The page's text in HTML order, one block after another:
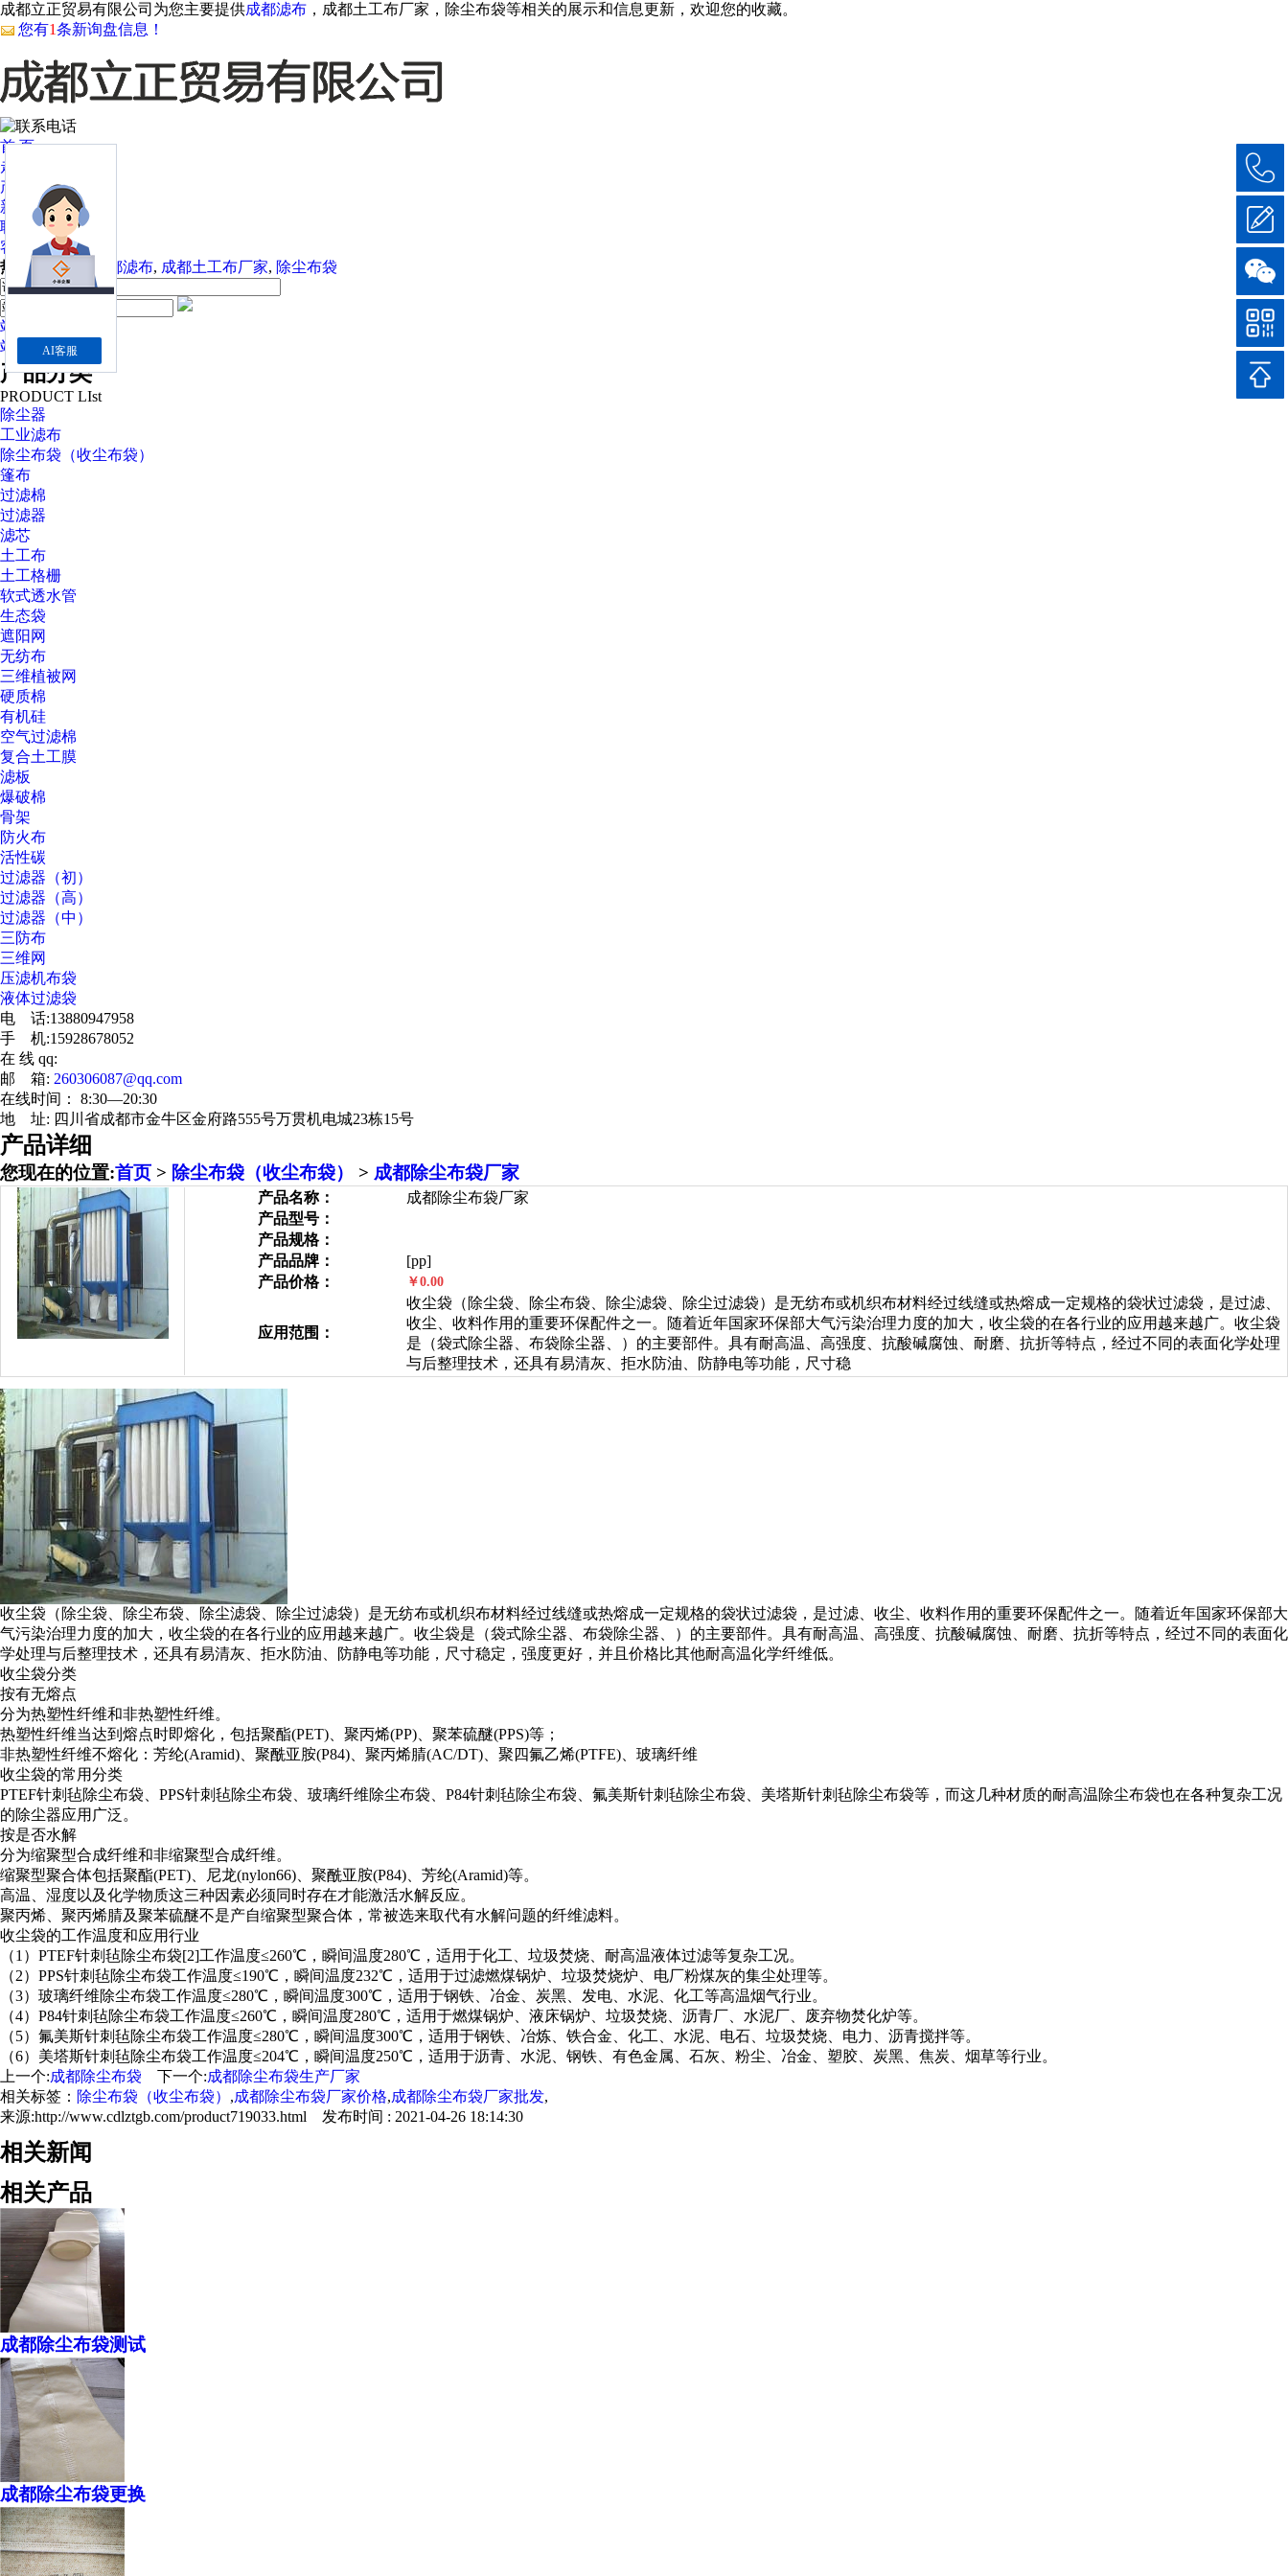
成都立正贸易有限公司为您主要提供成都滤布 ，成都土工布厂家，除尘布袋等相关的展示和信息更新，欢迎您的收藏。
您有1条新询盘信息！
首 页
走近我们
产品中心
新闻资讯
联系我们
客户案例
热门关键词：
成都滤布, 成都土工布厂家, 除尘布袋
站内
站外
产品分类
PRODUCT LIst
除尘器
工业滤布
除尘布袋（收尘布袋）
篷布
过滤棉
过滤器
滤芯
土工布
土工格栅
软式透水管
生态袋
遮阳网
无纺布
三维植被网
硬质棉
有机硅
空气过滤棉
复合土工膜
滤板
爆破棉
骨架
防火布
活性碳
过滤器（初）
过滤器（高）
过滤器（中）
三防布
三维网
压滤机布袋
液体过滤袋
电 话:13880947958
手 机:15928678052
在 线 qq:
邮 箱: 260306087@qq.com
在线时间： 8:30—20:30
地 址: 四川省成都市金牛区金府路555号万贯机电城23栋15号
产品详细
您现在的位置:首页 > 除尘布袋（收尘布袋） > 成都除尘布袋厂家
产品名称：
成都除尘布袋厂家
产品型号：
产品规格：
产品品牌：
[pp]
产品价格：
￥0.00
应用范围：
收尘袋（除尘袋、除尘布袋、除尘滤袋、除尘过滤袋）是无纺布或机织布材料经过线缝或热熔成一定规格的袋状过滤袋，是过滤、
收尘、收料作用的重要环保配件之一。随着近年国家环保部大气污染治理力度的加大，收尘袋的在各行业的应用越来越广。收尘袋
是（袋式除尘器、布袋除尘器、）的主要部件。具有耐高温、高强度、抗酸碱腐蚀、耐磨、抗折等特点，经过不同的表面化学处理
与后整理技术，还具有易清灰、拒水防油、防静电等功能，尺寸稳
收尘袋（除尘袋、除尘布袋、除尘滤袋、除尘过滤袋）是无纺布或机织布材料经过线缝或热熔成一定规格的袋状过滤袋，是过滤、收尘、收料作用的重要环保配件之一。随着近年国家环保部大
气污染治理力度的加大，收尘袋的在各行业的应用越来越广。收尘袋是（袋式除尘器、布袋除尘器、）的主要部件。具有耐高温、高强度、抗酸碱腐蚀、耐磨、抗折等特点，经过不同的表面化
学处理与后整理技术，还具有易清灰、拒水防油、防静电等功能，尺寸稳定，强度更好，并且价格比其他耐高温化学纤维低。
收尘袋分类
按有无熔点
分为热塑性纤维和非热塑性纤维。
热塑性纤维当达到熔点时即熔化，包括聚酯(PET)、聚丙烯(PP)、聚苯硫醚(PPS)等；
非热塑性纤维不熔化：芳纶(Aramid)、聚酰亚胺(P84)、聚丙烯腈(AC/DT)、聚四氟乙烯(PTFE)、玻璃纤维
收尘袋的常用分类
PTEF针刺毡除尘布袋、PPS针刺毡除尘布袋、玻璃纤维除尘布袋、P84针刺毡除尘布袋、氟美斯针刺毡除尘布袋、美塔斯针刺毡除尘布袋等，而这几种材质的耐高温除尘布袋也在各种复杂工况
的除尘器应用广泛。
按是否水解
分为缩聚型合成纤维和非缩聚型合成纤维。
缩聚型聚合体包括聚酯(PET)、尼龙(nylon66)、聚酰亚胺(P84)、芳纶(Aramid)等。
高温、湿度以及化学物质这三种因素必须同时存在才能激活水解反应。
聚丙烯、聚丙烯腈及聚苯硫醚不是产自缩聚型聚合体，常被选来取代有水解问题的纤维滤料。
收尘袋的工作温度和应用行业
（1）PTEF针刺毡除尘布袋[2]工作温度≤260℃，瞬间温度280℃，适用于化工、垃圾焚烧、耐高温液体过滤等复杂工况。
（2）PPS针刺毡除尘布袋工作温度≤190℃，瞬间温度232℃，适用于过滤燃煤锅炉、垃圾焚烧炉、电厂粉煤灰的集尘处理等。
（3）玻璃纤维除尘布袋工作温度≤280℃，瞬间温度300℃，适用于钢铁、冶金、炭黑、发电、水泥、化工等高温烟气行业。
（4）P84针刺毡除尘布袋工作温度≤260℃，瞬间温度280℃，适用于燃煤锅炉、液床锅炉、垃圾焚烧、沥青厂、水泥厂、废弃物焚化炉等。
（5）氟美斯针刺毡除尘布袋工作温度≤280℃，瞬间温度300℃，适用于钢铁、冶炼、铁合金、化工、水泥、电石、垃圾焚烧、电力、沥青搅拌等。
（6）美塔斯针刺毡除尘布袋工作温度≤204℃，瞬间温度250℃，适用于沥青、水泥、钢铁、有色金属、石灰、粉尘、冶金、塑胶、炭黑、焦炭、烟草等行业。
上一个:成都除尘布袋 下一个:成都除尘布袋生产厂家
相关标签： 除尘布袋（收尘布袋） ,成都除尘布袋厂家价格,成都除尘布袋厂家批发,
来源:http://www.cdlztgb.com/product719033.html 发布时间 : 2021-04-26 18:14:30
相关新闻
相关产品
成都除尘布袋测试
成都除尘布袋更换
AI客服